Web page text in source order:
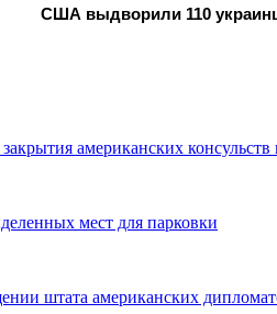
США выдворили 110
американских
мест для парковки
штата американских